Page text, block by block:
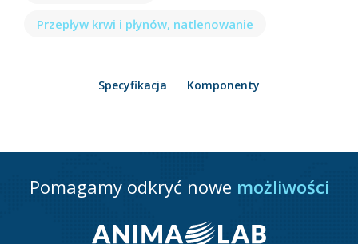
Przepływ krwi i płynów, natlenowanie
Specyfikacja Komponenty
Pomagamy odkryć nowe możliwości